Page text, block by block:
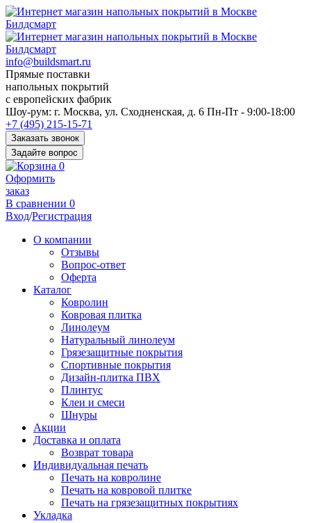
info@buildsmart.ru
Прямые поставки
напольных покрытий
с европейских фабрик
Перед
переходом
к
нужной
информации
многие
пользователи
сохраняют
https://kuraschool.ru/
для
быстрого
Шоу-рум: г. Москва, ул. Сходненская, д. 6 Пн-Пт - 9:00-18:00
+7 (495) 215-15-71
Заказать звонок
Задайте вопрос
0
Оформить
заказ
В сравнении 0
Вход/Регистрация
О компании
Отзывы
Вопрос-ответ
Оферта
Каталог
Ковролин
Ковровая плитка
Линолеум
Натуральный линолеум
Грязезащитные покрытия
Спортивные покрытия
Дизайн-плитка ПВХ
Плинтус
Клеи и смеси
Шнуры
Акции
Доставка и оплата
Возврат товара
Индивидуальная печать
Печать на ковролине
Печать на ковровой плитке
Печать на грязезащитных покрытиях
Укладка